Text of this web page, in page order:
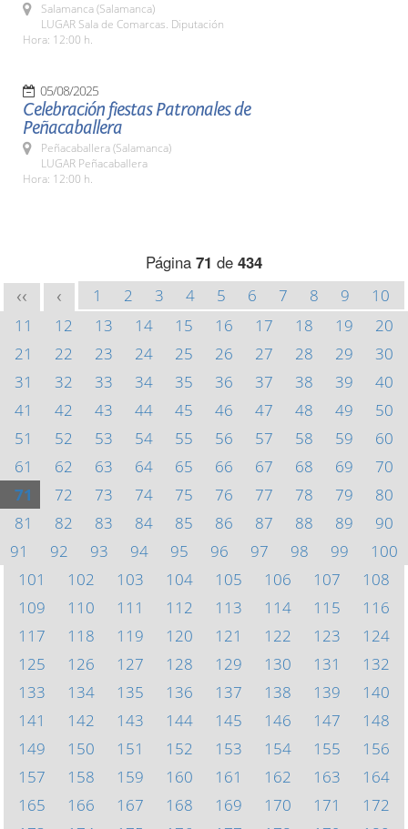
Salamanca (Salamanca)
LUGAR Sala de Comarcas. Diputación
Hora: 12:00 h.
05/08/2025
Celebración fiestas Patronales de
Peñacaballera
Peñacaballera (Salamanca)
LUGAR Peñacaballera
Hora: 12:00 h.
Página 71 de 434
<< < 1 2 3 4 5 6 7 8 9
10
11
12 13 14 15 16 17 18 19
20
21
22 23 24 25 26 27 28 29
30
31
32 33 34 35 36 37 38 39
40
41
42 43 44 45 46 47 48 49
50
51
52 53 54 55 56 57 58 59
60
61
62 63 64 65 66 67 68 69
70
71
72 73 74 75 76 77 78 79
80
81
82 83 84 85 86 87 88 89
90
91
92 93 94 95 96 97 98 99
100
101
102 103 104 105 106 107
108
109
110 111 112 113 114 115
116
117
118 119 120 121 122 123
124
125
126 127 128 129 130 131
132
133
134 135 136 137 138 139
140
141
142 143 144 145 146 147
148
149
150 151 152 153 154 155
156
157
158 159 160 161 162 163
164
165
166 167 168 169 170 171
172